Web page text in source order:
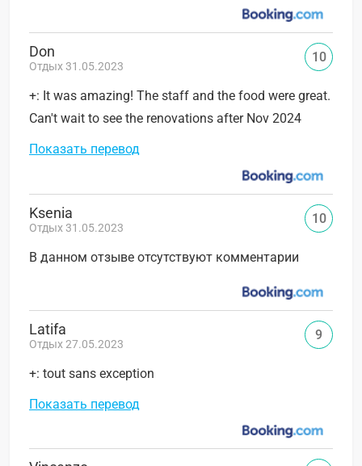
Don
Отдых 31.05.2023
+: It was amazing! The staff and the food were great.
Can't wait to see the renovations after Nov 2024
Показать перевод
10
Ksenia
Отдых 31.05.2023
В данном отзыве отсутствуют комментарии
10
Latifa
Отдых 27.05.2023
+: tout sans exception
Показать перевод
9